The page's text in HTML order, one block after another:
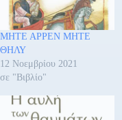
ΜΗΤΕ ΑΡΡΕΝ ΜΗΤΕ
ΘΗΛΥ
12 Νοεμβρίου 2021
σε "Βιβλίο"